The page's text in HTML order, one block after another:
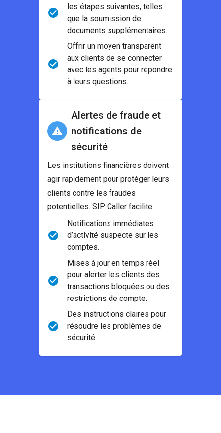
les étapes suivantes, telles
que la soumission de
documents supplémentaires.
Offrir un moyen transparent
aux clients de se connecter
avec les agents pour répondre
à leurs questions.
Alertes de fraude et
notifications de
sécurité
Les institutions financières doivent
agir rapidement pour protéger leurs
clients contre les fraudes
potentielles. SIP Caller facilite :
Notifications immédiates
d’activité suspecte sur les
comptes.
Mises à jour en temps réel
pour alerter les clients des
transactions bloquées ou des
restrictions de compte.
Des instructions claires pour
résoudre les problèmes de
sécurité.